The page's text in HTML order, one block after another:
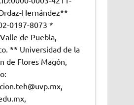
Hernández**
0197-8073 *
de Puebla,
** Universidad de la
de Flores Magón,